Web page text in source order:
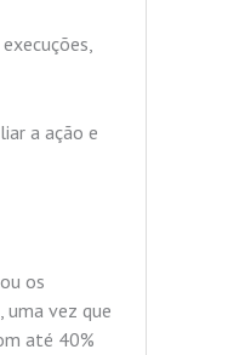
a ação e
os
uma vez que
até 40%